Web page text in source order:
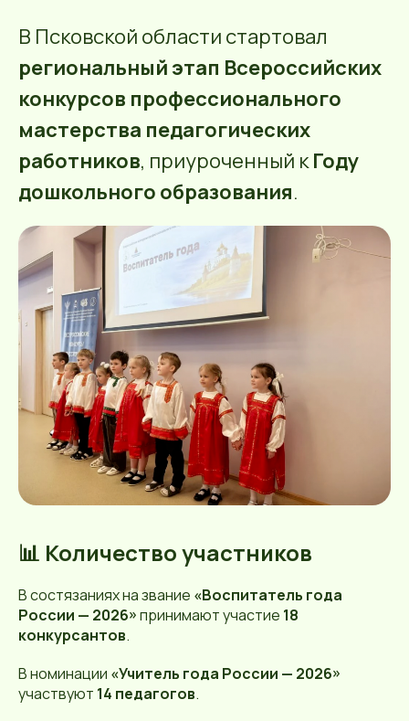
В Псковской области стартовал
региональный этап Всероссийских
конкурсов профессионального
мастерства педагогических
работников, приуроченный кГоду
дошкольного образования.
📊 Количество участников
В состязаниях на звание «Воспитатель года
России — 2026»принимают участие 18
конкурсантов.
В номинации «Учитель года России — 2026»
участвуют 14 педагогов.